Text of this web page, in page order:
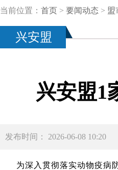
当前位置： 首页 > 要闻动态 > 盟
兴安盟
兴安盟1
发布时间： 2026-06-08
为深入贯彻落实动物疫病